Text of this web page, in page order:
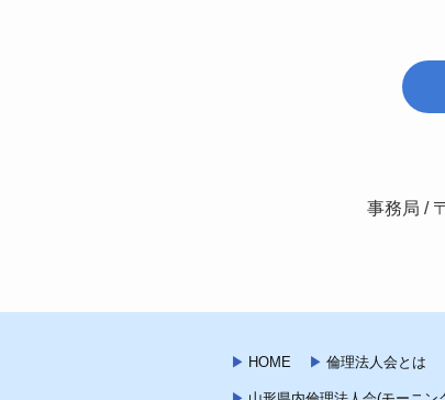
事務局 /
HOME 倫理法人会とは